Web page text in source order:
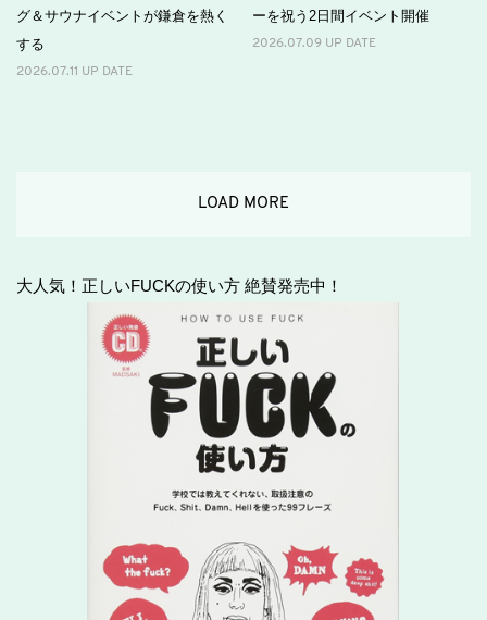
グ＆サウナイベントが鎌倉を熱く
する
2026.07.11 UP DATE
ーを祝う2日間イベント開催
2026.07.09 UP DATE
LOAD MORE
大人気！正しいFUCKの使い方 絶賛発売中！